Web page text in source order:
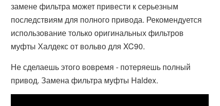
замене фильтра может привести к серьезным
последствиям для полного привода. Рекомендуется
использование только оригинальных фильтров
муфты Халдекс от вольво для XC90.
Не сделаешь этого вовремя - потеряешь полный
привод. Замена фильтра муфты Haldex.